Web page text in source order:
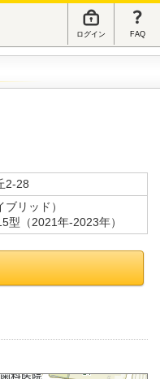
ログイン FAQ
2-28
リッド）
型（2021年-2023年）